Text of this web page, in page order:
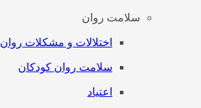
سلامت روان
اختلالات و مشکلات روان
سلامت روان کودکان
اعتیاد